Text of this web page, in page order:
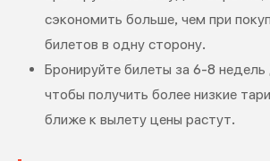
сэкономить больше, чем при
билетов в одну сторону.
Бронируйте билеты за 6-8
чтобы получить более низкие
ближе к вылету цены растут.